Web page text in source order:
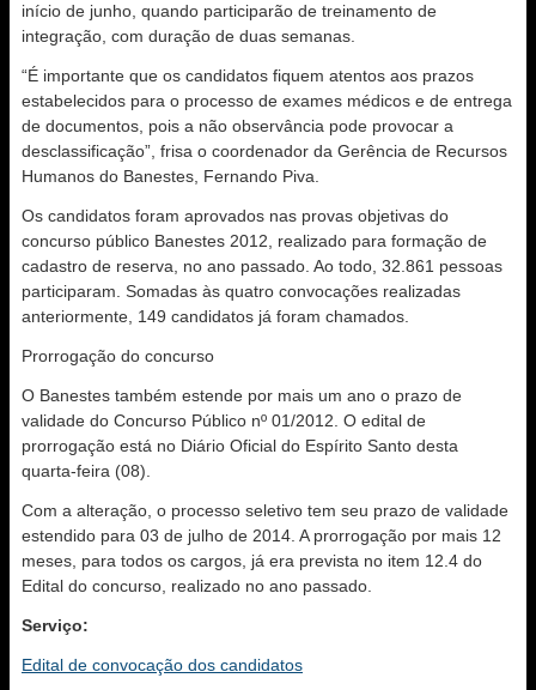
início de junho, quando participarão de treinamento de
integração, com duração de duas semanas.
“É importante que os candidatos fiquem atentos aos prazos
estabelecidos para o processo de exames médicos e de entrega
de documentos, pois a não observância pode provocar a
desclassificação”, frisa o coordenador da Gerência de Recursos
Humanos do Banestes, Fernando Piva.
Os candidatos foram aprovados nas provas objetivas do
concurso público Banestes 2012, realizado para formação de
cadastro de reserva, no ano passado. Ao todo, 32.861 pessoas
participaram. Somadas às quatro convocações realizadas
anteriormente, 149 candidatos já foram chamados.
Prorrogação do concurso
O Banestes também estende por mais um ano o prazo de
validade do Concurso Público nº 01/2012. O edital de
prorrogação está no Diário Oficial do Espírito Santo desta
quarta-feira (08).
Com a alteração, o processo seletivo tem seu prazo de validade
estendido para 03 de julho de 2014. A prorrogação por mais 12
meses, para todos os cargos, já era prevista no item 12.4 do
Edital do concurso, realizado no ano passado.
Serviço:
Edital de convocação dos candidatos